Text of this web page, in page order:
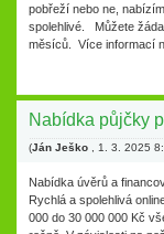
pobřeží nebo ne,
spolehlivé. Můžete
měsíců. Více informací
Nabídka půjčky
(Ján Ješko 1. 3. 2025
Nabídka úvěrů a
Rychlá a spolehlivá
000 do 30 000 000 Kč